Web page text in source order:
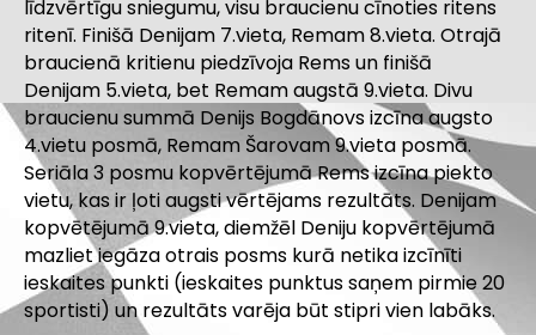
līdzvērtīgu sniegumu, visu braucienu cīnoties ritens
ritenī. Finišā Denijam 7.vieta, Remam 8.vieta. Otrajā
braucienā kritienu piedzīvoja Rems un finišā
Denijam 5.vieta, bet Remam augstā 9.vieta. Divu
braucienu summā Denijs Bogdānovs izcīna augsto
4.vietu posmā, Remam Šarovam 9.vieta posmā.
Seriāla 3 posmu kopvērtējumā Rems izcīna piekto
vietu, kas ir ļoti augsti vērtējams rezultāts. Denijam
kopvētējumā 9.vieta, diemžēl Deniju kopvērtējumā
mazliet iegāza otrais posms kurā netika izcīnīti
ieskaites punkti (ieskaites punktus saņem pirmie 20
sportisti) un rezultāts varēja būt stipri vien labāks.